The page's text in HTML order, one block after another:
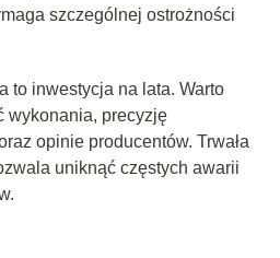
szczególnej ostrożności
to inwestycja na lata. Warto
wykonania, precyzję
opinie producentów. Trwała
uniknąć częstych awarii